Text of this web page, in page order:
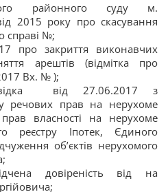
районного суду м.
2015 року про скасування
справі №;
про закриття виконавчих
арештів (відмітка про
Вх. № );
від 27.06.2017 з
речових прав на нерухоме
власності на нерухоме
реєстру Іпотек, Єдиного
об’єктів нерухомого
довіреність від на